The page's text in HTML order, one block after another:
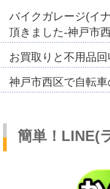
バイクガレージ(イ
頂きました-神戸市
お買取りと不用品
神戸市西区で自転車
簡単！LINE(